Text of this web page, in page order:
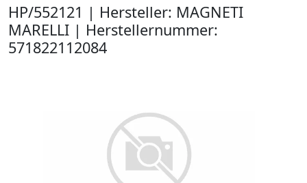
HP/552121 | Hersteller: MAGNETI
MARELLI | Herstellernummer:
571822112084